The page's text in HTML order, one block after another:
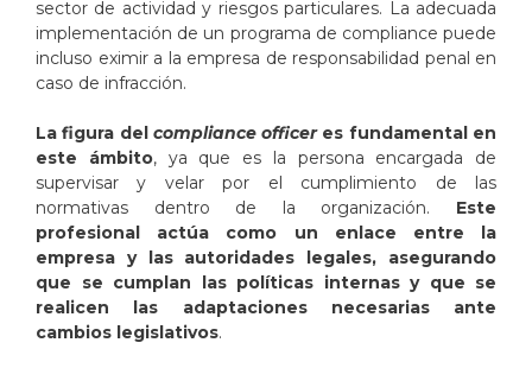
sector de actividad y riesgos particulares. La adecuada
implementación de un programa de compliance puede
incluso eximir a la empresa de responsabilidad penal en
caso de infracción.
La figura del compliance officeres fundamental en
este ámbito, ya que es la persona encargada de
supervisar y velar por el cumplimiento de las
normativas dentro de la organización. Este
profesional actúa como un enlace entre la
empresa y las autoridades legales, asegurando
que se cumplan las políticas internas y que se
realicen las adaptaciones necesarias ante
cambios legislativos.